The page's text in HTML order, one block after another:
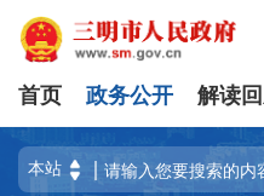
首页 政务公开 解读